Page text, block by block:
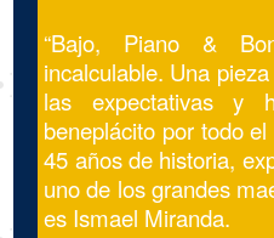
“Bajo, Piano &
incalculable. Una
las expectativas y
beneplácito por todo
45 años de historia,
uno de los grandes
es Ismael Miranda.